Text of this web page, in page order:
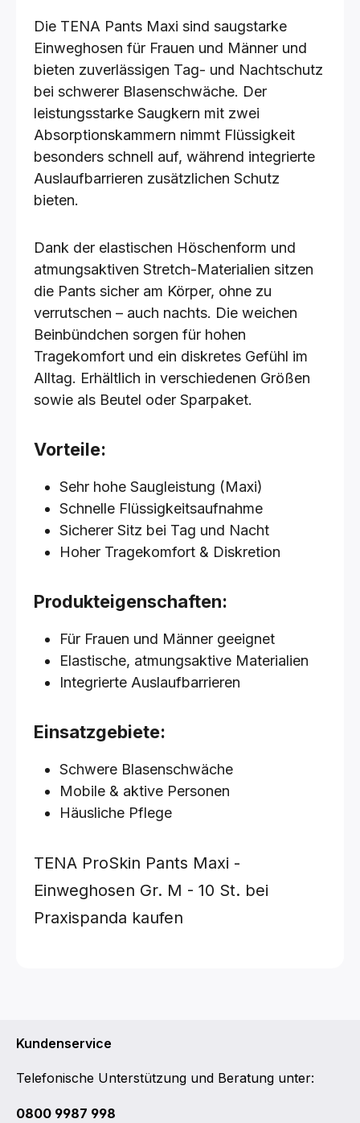
Die TENA Pants Maxi sind saugstarke
Einweghosen für Frauen und Männer und
bieten zuverlässigen Tag- und Nachtschutz
bei schwerer Blasenschwäche. Der
leistungsstarke Saugkern mit zwei
Absorptionskammern nimmt Flüssigkeit
besonders schnell auf, während integrierte
Auslaufbarrieren zusätzlichen Schutz
bieten.
Dank der elastischen Höschenform und
atmungsaktiven Stretch-Materialien sitzen
die Pants sicher am Körper, ohne zu
verrutschen – auch nachts. Die weichen
Beinbündchen sorgen für hohen
Tragekomfort und ein diskretes Gefühl im
Alltag. Erhältlich in verschiedenen Größen
sowie als Beutel oder Sparpaket.
Vorteile:
Sehr hohe Saugleistung (Maxi)
Schnelle Flüssigkeitsaufnahme
Sicherer Sitz bei Tag und Nacht
Hoher Tragekomfort & Diskretion
Produkteigenschaften:
Für Frauen und Männer geeignet
Elastische, atmungsaktive Materialien
Integrierte Auslaufbarrieren
Einsatzgebiete:
Schwere Blasenschwäche
Mobile & aktive Personen
Häusliche Pflege
TENA ProSkin Pants Maxi -
Einweghosen Gr. M - 10 St. bei
Praxispanda kaufen
Kundenservice
Telefonische Unterstützung und Beratung unter:
0800 9987 998